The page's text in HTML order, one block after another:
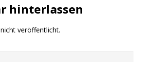
hinterlassen
veröffentlicht.